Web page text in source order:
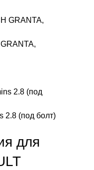
2.8 (под болт)
для